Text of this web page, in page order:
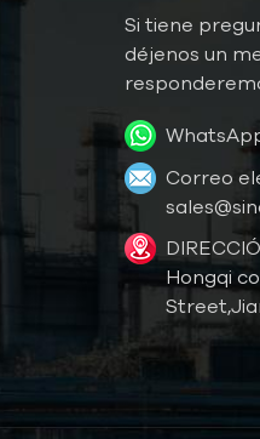
Si tiene
déjenos un
Correo
Hongqi